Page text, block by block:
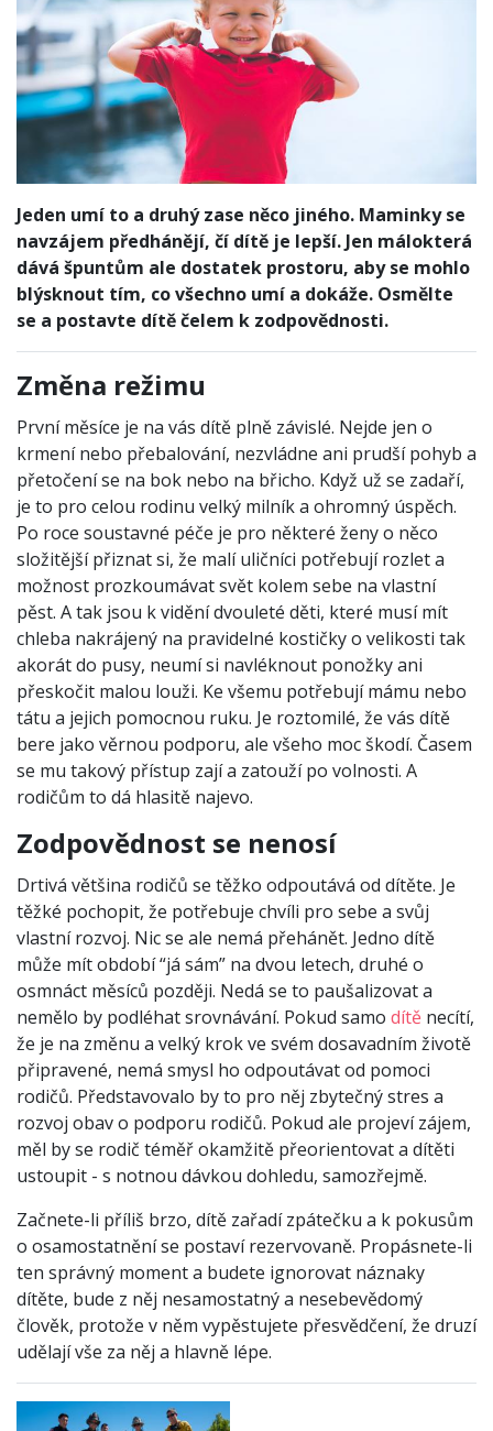
Jeden umí to a druhý zase něco jiného. Maminky se
navzájem předhánějí, čí dítě je lepší. Jen málokterá
dává špuntům ale dostatek prostoru, aby se mohlo
blýsknout tím, co všechno umí a dokáže. Osmělte
se a postavte dítě čelem k zodpovědnosti.
Změna režimu
První měsíce je na vás dítě plně závislé. Nejde jen o
krmení nebo přebalování, nezvládne ani prudší pohyb a
přetočení se na bok nebo na břicho. Když už se zadaří,
je to pro celou rodinu velký milník a ohromný úspěch.
Po roce soustavné péče je pro některé ženy o něco
složitější přiznat si, že malí uličníci potřebují rozlet a
možnost prozkoumávat svět kolem sebe na vlastní
pěst. A tak jsou k vidění dvouleté děti, které musí mít
chleba nakrájený na pravidelné kostičky o velikosti tak
akorát do pusy, neumí si navléknout ponožky ani
přeskočit malou louži. Ke všemu potřebují mámu nebo
tátu a jejich pomocnou ruku. Je roztomilé, že vás dítě
bere jako věrnou podporu, ale všeho moc škodí. Časem
se mu takový přístup zají a zatouží po volnosti. A
rodičům to dá hlasitě najevo.
Zodpovědnost se nenosí
Drtivá většina rodičů se těžko odpoutává od dítěte. Je
těžké pochopit, že potřebuje chvíli pro sebe a svůj
vlastní rozvoj. Nic se ale nemá přehánět. Jedno dítě
může mít období “já sám” na dvou letech, druhé o
osmnáct měsíců později. Nedá se to paušalizovat a
nemělo by podléhat srovnávání. Pokud samo dítě necítí,
že je na změnu a velký krok ve svém dosavadním životě
připravené, nemá smysl ho odpoutávat od pomoci
rodičů. Představovalo by to pro něj zbytečný stres a
rozvoj obav o podporu rodičů. Pokud ale projeví zájem,
měl by se rodič téměř okamžitě přeorientovat a dítěti
ustoupit - s notnou dávkou dohledu, samozřejmě.
Začnete-li příliš brzo, dítě zařadí zpátečku a k pokusům
o osamostatnění se postaví rezervovaně. Propásnete-li
ten správný moment a budete ignorovat náznaky
dítěte, bude z něj nesamostatný a nesebevědomý
člověk, protože v něm vypěstujete přesvědčení, že druzí
udělají vše za něj a hlavně lépe.